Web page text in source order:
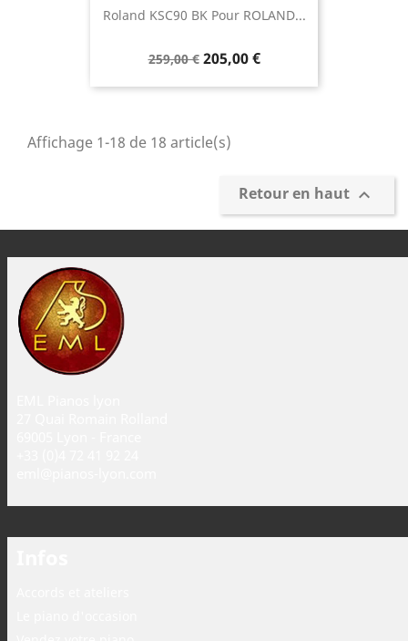
Roland KSC90 BK Pour ROLAND...
259,00 € 205,00 €
Affichage 1-18 de 18 article(s)
Retour en haut 